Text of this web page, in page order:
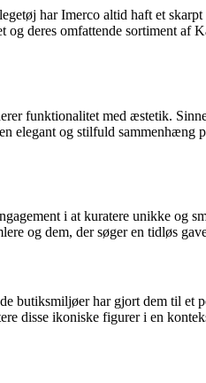
har Imerco altid haft et
deres omfattende sortiment af
funktionalitet med æstetik.
elegant og stilfuld sammenhæng
i at kuratere unikke og
og dem, der søger en tidløs
butiksmiljøer har gjort dem til et
disse ikoniske figurer i en